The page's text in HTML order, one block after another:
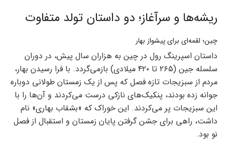
ریشه‌ها و سرآغاز؛ دو داستان تولد متفاوت
چین؛ لقمه‌ای برای پیشواز بهار
داستان اسپرینگ رول در چین به هزاران سال پیش، در دوران
سلسله جین (۲۶۵ تا ۴۲۰ میلادی) بازمی‌گردد. با فرا رسیدن بهار،
مردم از سبزیجات تازه فصل که پس از یک زمستان طولانی دوباره
جوانه زده بودند، پنکیک‌های نازکی درست می‌کردند و آن‌ها را با
این سبزیجات پر می‌کردند. این خوراک که «بشقاب بهاری» نام
داشت، راهی برای جشن گرفتن پایان زمستان و استقبال از فصل
نو بود.